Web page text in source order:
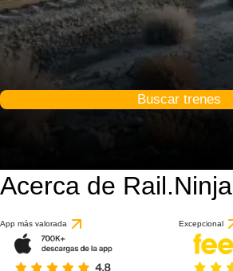
Buscar trenes
Acerca de Rail.Ninja
App más valorada Excepcional